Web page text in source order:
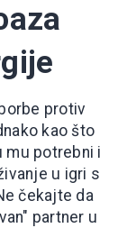
protiv
kao što
mu potrebni i
u igri s
čekajte da
partner u